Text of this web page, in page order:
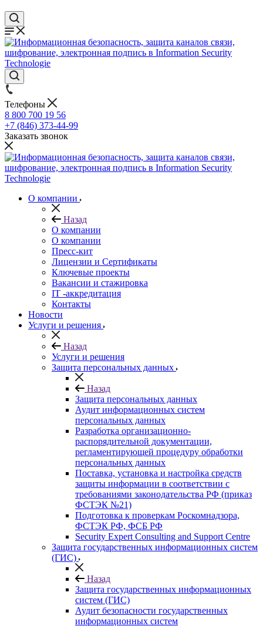
Телефоны
8 800 700 19 56
+7 (846) 373-44-99
Заказать звонок
О компании
Назад
О компании
О компании
Пресс-кит
Лицензии и Сертификаты
Ключевые проекты
Вакансии и стажировка
IT -аккредитация
Контакты
Новости
Услуги и решения
Назад
Услуги и решения
Защита персональных данных
Назад
Защита персональных данных
Аудит информационных систем
персональных данных
Разработка организационно-
распорядительной документации,
регламентирующей процедуру обработки
персональных данных
Поставка, установка и настройка средств
защиты информации в соответствии с
требованиями законодательства РФ (приказ
ФСТЭК №21)
Подготовка к проверкам Роскомнадзора,
ФСТЭК РФ, ФСБ РФ
Security Expert Consulting and Support Centre
Защита государственных информационных систем
(ГИС)
Назад
Защита государственных информационных
систем (ГИС)
Аудит безопасности государственных
информационных систем